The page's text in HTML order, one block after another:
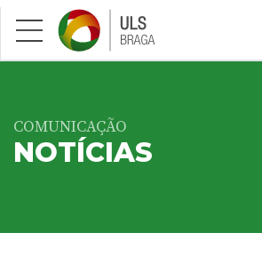
Saltar para conteúdo principal
COMUNICAÇÃO
NOTÍCIAS